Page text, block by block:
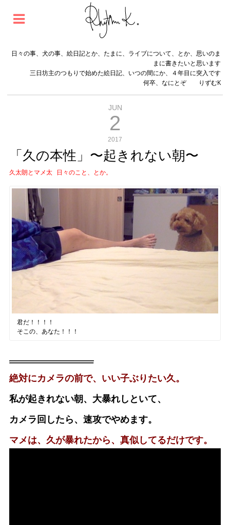
日々の事、犬の事、絵日記とか、たまに、ライブについて、とか、思いのま
まに書きたいと思います
三日坊主のつもりで始めた絵日記、いつの間にか、４年目に突入です
何卒、なにとぞ りずむK
JUN
2
2017
「久の本性」〜起きれない朝〜
久太朗とマメ太 日々のこと、とか。
君だ！！！！
そこの、あなた！！！
絶対にカメラの前で、いい子ぶりたい久。
私が起きれない朝、大暴れしといて、
カメラ回したら、速攻でやめます。
マメは、久が暴れたから、真似してるだけです。